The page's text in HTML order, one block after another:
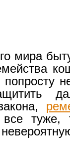
мира
все